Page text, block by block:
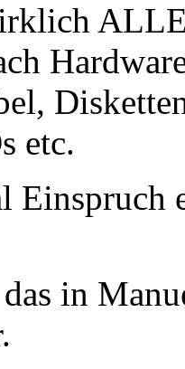
etc.
Einspruch
in